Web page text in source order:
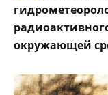
окружающей